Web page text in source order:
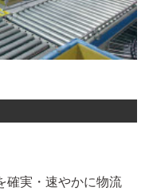
確実・速やかに物流